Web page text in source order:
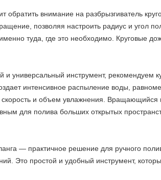
обратить внимание на разбрызгиватель
позволяя настроить радиус и угол
туда, где это необходимо. Круговые
универсальный инструмент, рекомендуем
интенсивное распыление воды,
скорость и объем увлажнения.
для полива больших открытых
— практичное решение для ручного
Это простой и удобный инструмент,